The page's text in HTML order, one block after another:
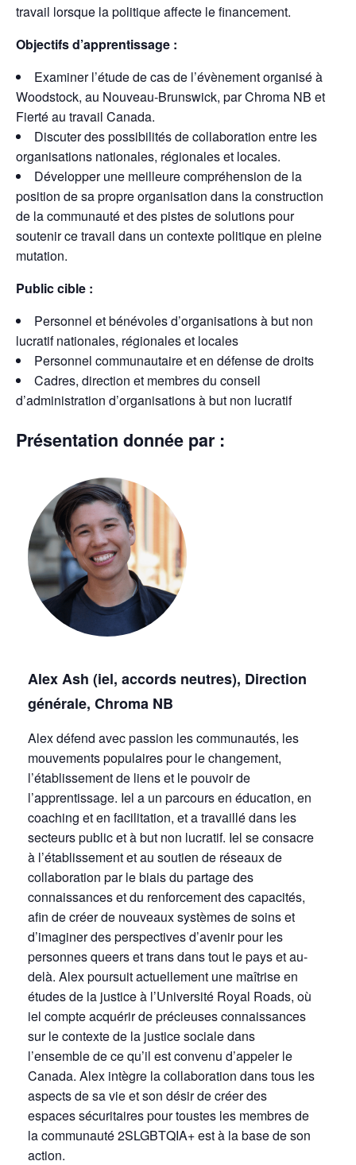
travail lorsque la politique affecte le financement.
Objectifs d’apprentissage :
Examiner l’étude de cas de l’évènement organisé à
Woodstock, au Nouveau-Brunswick, par Chroma NB et
Fierté au travail Canada.
Discuter des possibilités de collaboration entre les
organisations nationales, régionales et locales.
Développer une meilleure compréhension de la
position de sa propre organisation dans la construction
de la communauté et des pistes de solutions pour
soutenir ce travail dans un contexte politique en pleine
mutation.
Public cible :
Personnel et bénévoles d’organisations à but non
lucratif nationales, régionales et locales
Personnel communautaire et en défense de droits
Cadres, direction et membres du conseil
d’administration d’organisations à but non lucratif
Présentation donnée par :
Alex Ash (iel, accords neutres), Direction
générale, Chroma NB
Alex défend avec passion les communautés, les
mouvements populaires pour le changement,
l’établissement de liens et le pouvoir de
l’apprentissage. Iel a un parcours en éducation, en
coaching et en facilitation, et a travaillé dans les
secteurs public et à but non lucratif. Iel se consacre
à l’établissement et au soutien de réseaux de
collaboration par le biais du partage des
connaissances et du renforcement des capacités,
afin de créer de nouveaux systèmes de soins et
d’imaginer des perspectives d’avenir pour les
personnes queers et trans dans tout le pays et au-
delà. Alex poursuit actuellement une maîtrise en
études de la justice à l’Université Royal Roads, où
iel compte acquérir de précieuses connaissances
sur le contexte de la justice sociale dans
l’ensemble de ce qu’il est convenu d’appeler le
Canada. Alex intègre la collaboration dans tous les
aspects de sa vie et son désir de créer des
espaces sécuritaires pour toustes les membres de
la communauté 2SLGBTQIA+ est à la base de son
action.